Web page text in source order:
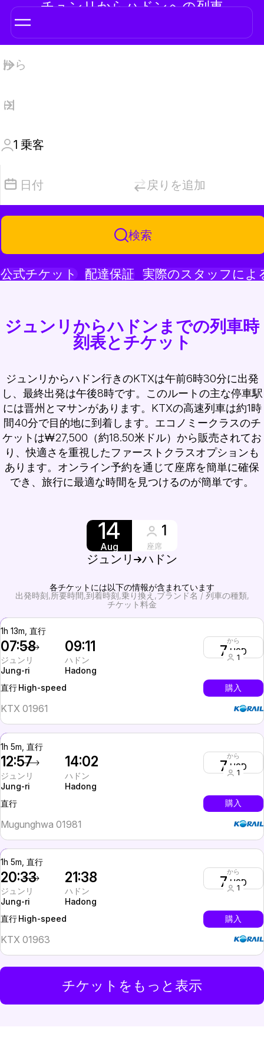
チュンリからハドンへの列車
1 乗客
日付 戻りを追加
検索
公式チケット 配達保証 実際のスタッフによ
ジュンリからハドンまでの列車時
刻表とチケット
ジュンリからハドン行きのKTXは午前6時30分に出発
し、最終出発は午後8時です。このルートの主な停車駅
には晋州とマサンがあります。KTXの高速列車は約1時
間40分で目的地に到着します。エコノミークラスのチ
ケットは₩27,500（約18.50米ドル）から販売されてお
り、快適さを重視したファーストクラスオプションも
あります。オンライン予約を通じて座席を簡単に確保
でき、旅行に最適な時間を見つけるのが簡単です。
14
Aug
1
座席
ジュンリ ハドン
各チケットには以下の情報が含まれています
出発時刻 所要時間 到着時刻 乗り換え
ブランド名 / 列車の種類
チケット料金
1h 13m, 直行
07:58
ジュンリ
Jung-ri
09:11
ハドン
Hadong
から
7 USD
1
直行 High-speed 購入
KTX 01961
1h 5m, 直行
12:57
ジュンリ
Jung-ri
14:02
ハドン
Hadong
から
7 USD
1
直行 購入
Mugunghwa 01981
1h 5m, 直行
20:33
ジュンリ
Jung-ri
21:38
ハドン
Hadong
から
7 USD
1
直行 High-speed 購入
KTX 01963
チケットをもっと表示